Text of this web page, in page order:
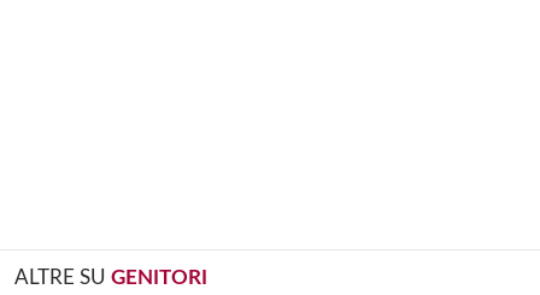
ALTRE SU GENITORI